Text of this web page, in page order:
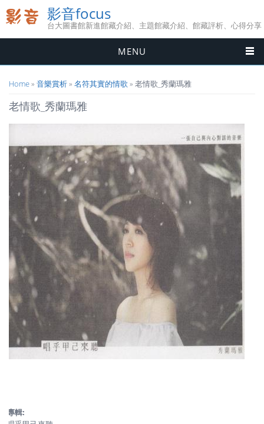
影音focus
台大圖書館新進館藏介紹、主題館藏介紹、館藏評析、心得分享
MENU
您在這裡
Home» 音樂賞析» 名符其實的情歌 » 老情歌_秀蘭瑪雅
老情歌_秀蘭瑪雅
3801577.jpg
專輯: